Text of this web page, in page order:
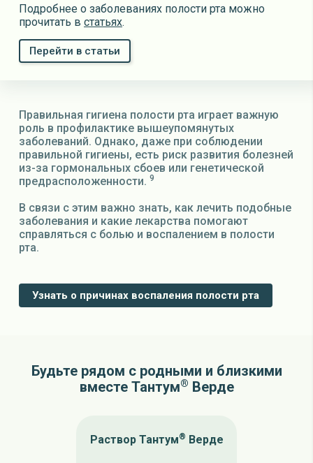
Подробнее о заболеваниях полости рта можно
прочитать в статьях.
Перейти в статьи
Правильная гигиена полости рта играет важную
роль в профилактике вышеупомянутых
заболеваний. Однако, даже при соблюдении
правильной гигиены, есть риск развития болезней
из-за гормональных сбоев или генетической
предрасположенности. 9
В связи с этим важно знать, как лечить подобные
заболевания и какие лекарства помогают
справляться с болью и воспалением в полости
рта.
Узнать о причинах воспаления полости рта
Будьте рядом с родными и близкими
вместе Тантум® Верде
Раствор Тантум® Верде